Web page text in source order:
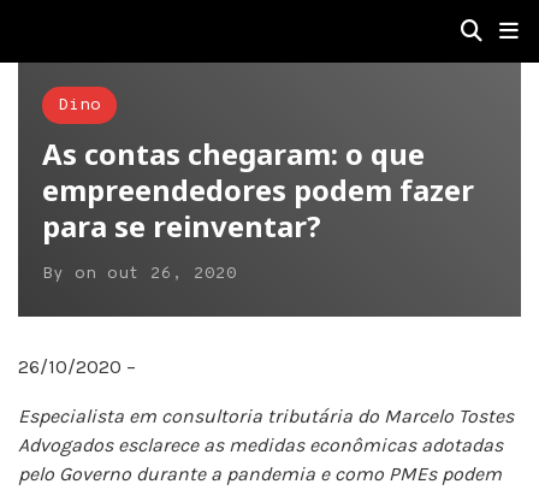
Dino
As contas chegaram: o que
empreendedores podem fazer
para se reinventar?
By on out 26, 2020
26/10/2020 –
Especialista em consultoria tributária do Marcelo Tostes
Advogados esclarece as medidas econômicas adotadas
pelo Governo durante a pandemia e como PMEs podem